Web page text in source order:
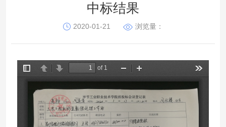
中标结果
2020-01-21 浏览量：